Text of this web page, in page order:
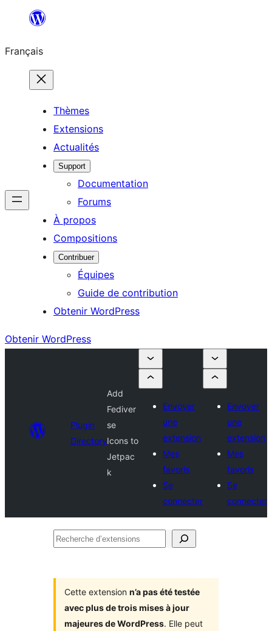
contenu
Français
Thèmes
Extensions
Actualités
Support
Documentation
Forums
À propos
Compositions
Contribuer
Équipes
Guide de contribution
Obtenir WordPress
Obtenir WordPress
Plugin
Directory
Add
Fediver
se
Icons to
Jetpac
k
Envoyer
une
extension
Mes
favoris
Se
connecter
Envoyer
une
extension
Mes
favoris
Se
connecter
Recherche
Cette extension n’a pas été testée
avec plus de trois mises à jour
majeures de WordPress. Elle peut